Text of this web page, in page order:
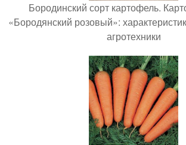
Бородинский сорт картофель.
«Бородянский розовый»:
агротехники